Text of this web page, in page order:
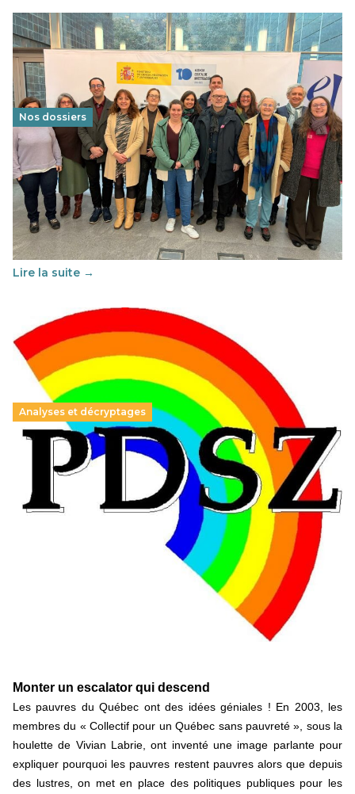
Nos dossiers
Éducation au vivre-ensemble : un échange croisé
franco-espagnol pour changer d’approche
29 juin 2026-National
Cette année, l'UNSA Éducation a mené un projet Erasmus
soutenu par l'union Européenne et centré sur l'éducation
au vivre-ensemble : quelles différences entre la France…
Lire la suite →
Analyses et décryptages
Hongrie : du changement pour les politiques
éducatives, aussi !
25 juin 2026
En Hongrie, le conservateur Peter Magyar et son parti
Tisza "Respect et liberté" ont remporté une large victoire,
contre le premier ministre sortant, Viktor Orban,…
Monter un escalator qui descend
Les pauvres du Québec ont des idées géniales ! En 2003, les
membres du « Collectif pour un Québec sans pauvreté », sous la
houlette de Vivian Labrie, ont inventé une image parlante pour
expliquer pourquoi les pauvres restent pauvres alors que depuis
des lustres, on met en place des politiques publiques pour les